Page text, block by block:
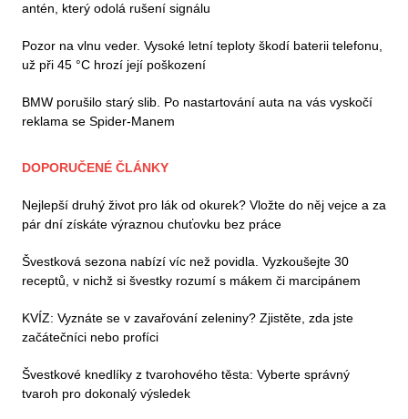
antén, který odolá rušení signálu
Pozor na vlnu veder. Vysoké letní teploty škodí baterii telefonu,
už při 45 °C hrozí její poškození
BMW porušilo starý slib. Po nastartování auta na vás vyskočí
reklama se Spider-Manem
DOPORUČENÉ ČLÁNKY
Nejlepší druhý život pro lák od okurek? Vložte do něj vejce a za
pár dní získáte výraznou chuťovku bez práce
Švestková sezona nabízí víc než povidla. Vyzkoušejte 30
receptů, v nichž si švestky rozumí s mákem či marcipánem
KVÍZ: Vyznáte se v zavařování zeleniny? Zjistěte, zda jste
začátečníci nebo profíci
Švestkové knedlíky z tvarohového těsta: Vyberte správný
tvaroh pro dokonalý výsledek